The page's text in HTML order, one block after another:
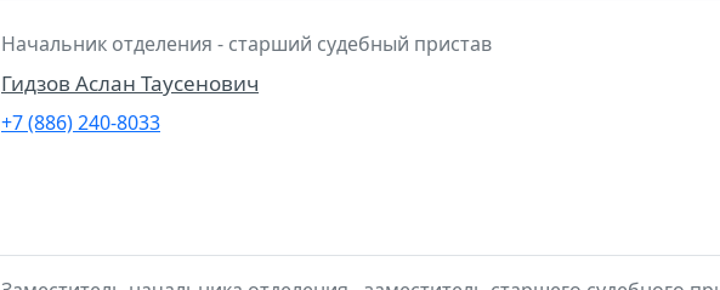
Начальник отделения - старший судебный пристав
Гидзов Аслан Таусенович
+7 (886) 240-8033